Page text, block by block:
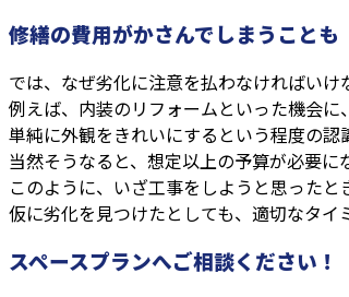
修繕の費用がかさんでしまうことも
では、なぜ劣化に注意を払わなければいけ
例えば、内装のリフォームといった機会に
単純に外観をきれいにするという程度の認
当然そうなると、想定以上の予算が必要に
このように、いざ工事をしようと思った
仮に劣化を見つけたとしても、適切なタイ
スペースプランへご相談ください！